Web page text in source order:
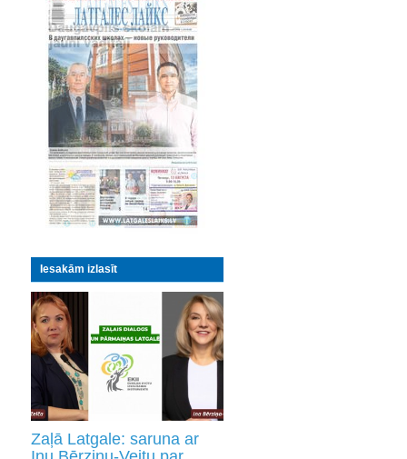
Iesakām izlasīt
Zaļā Latgale: saruna ar